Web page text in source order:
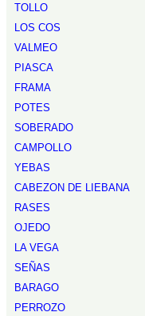
TOLLO
LOS COS
VALMEO
PIASCA
FRAMA
POTES
SOBERADO
CAMPOLLO
YEBAS
CABEZON DE LIEBANA
RASES
OJEDO
LA VEGA
SEÑAS
BARAGO
PERROZO